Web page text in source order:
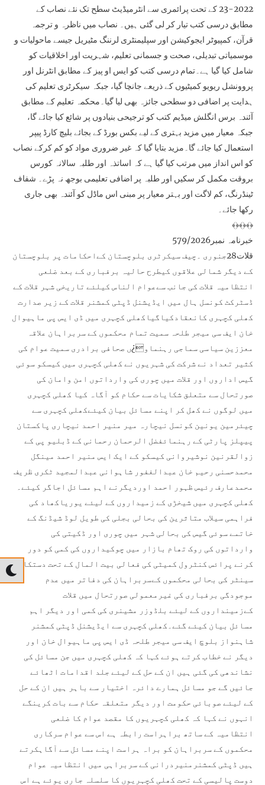
2022-23 کے تحت پرائمری سے انٹرمیڈیٹ سطح تک نئے نصاب کے
مطابق درسی کتب تیار کر لی گئی ہیں۔ نصاب میں ناظرہ و ترجمہ
قرآن، کمپیوٹر ایجوکیشن اور سپلیمنٹری لرننگ مٹیریل جیسے ماحولیات و
موسمیاتی تبدیلی، صحت و جسمانی تعلیم، شہریت اور اخلاقیات کو
شامل کیا گیا ہے۔تمام درسی کتب کو ایس او پیز کے مطابق انٹرنل اور
پروونشل ریویو کمیٹیوں کے ذریعے جانچا گیا، جبکہ سیکرٹری تعلیم کی
ہدایت پر اضافی دو سطحی جائزہ بھی لیا گیا۔محکمہ تعلیم کے مطابق
آئندہ برس انگلش میڈیم کتب کو ترجیحی بنیادوں پر شائع کیا جائے گا،
جبکہ معیار میں مزید بہتری کے لیے بکس بورڈ کے بجائے بلیچ کارڈ پیپر
استعمال کیا جائے گا۔مزید بتایا گیا کہ غیر ضروری مواد کو کم کرکے نصاب
کو اس انداز میں مرتب کیا گیا ہے کہ اساتذہ اور طلبہ سالانہ کورس
بروقت مکمل کر سکیں اور طلبہ پر اضافی تعلیمی بوجھ نہ پڑے۔ شفاف
ٹینڈرنگ، کم لاگت اور بہتر معیار پر مبنی اس ماڈل کو آئندہ بھی جاری
رکھا جائے۔
﴾﴿﴾﴿﴾﴿
خبرنامہ نمبر579/2026
قلات28جنوری ۔چیف سیکرٹری بلوچستان کےاحکامات پر بلوچستان
کے دیگر شمالی علاقوں کیطرح حالیہ برفباری کے بعد ضلعی
انتظامیہ قلات کی جانب سےعوام الناس کیلئے تاریخی شہر قلات کے
ڈسٹرکٹ کونسل ہال میں ایڈیشنل ڈپٹی کمشنر قلات کے زیر صدارت
کھلی کچہری کانعقادکیاگیاکھلی کچہری میں ڈی ایس پی ماہیوال
خان ایف سی میجر طلحہ سمیت تمام محکموں کے سربراہان علاقہ
معززین سیاسی سماجی رہنماو¿ں صحافی برادری سمیت عوام کی
کثیر تعداد نے شرکت کی شہریوں نے کھلی کچہری میں کیسکو سوئی
گیس اداروں اور قلات میں چوری کی وارداتوں امن وامان کی
صورتحال سے متعلق شکایات سے حکام کو آگاہ کیا کھلی کچہری
میں لوگوں نے کھل کر اپنے مسائل بیان کیئےکھلی کچہری سے
چیئرمین یونین کونسل نیچارہ میر منیر احمد نیچاری پاکستان
پیپلز پارٹی کے رہنمائفضل الرحمان رحمانی کے ڈبلیو پی کے
زوالقرنین نوشیروانی کیسکو کے ایک ایس منیر احمد مینگل
محمدحسنی رحیم خان عبدالغفور شاہوانی عبدالمجید ٹکری ظریف
محمدعارف رئیس ظہور احمد اوردیگرنے اہم مسائل اجاگر کیئے۔
کھلی کچہری میں شیخڑی کے زمیداروں کے لیئے یوریاکھاد کی
فراہمی سیلاب متاثرین کی بحالی بجلی کی طویل لوڈ شیڈنگ کے
خاتمے سوئی گیس کی بحالی شہر میں چوری اور ڈکیتی کی
وارداتوں کی روک تھام بازار میں چوکیداروں کی کمی کو دور
کرنے پرائس کنٹرول کمیٹی کی فعالی بیت المال کے تحت دستکاری
سینٹر کی بحالی محکموں کےسربراہان کی دفاتر میں عدم
موجودگی برفباری کی غیرمعمولی صورتحال میں قلات
کےزمینداروں کے لیئے بلڈوزر مشینری کی کمی اور دیگر اہم
مسائل بیان کیئے گئے۔کھلی کچہری سے ایڈیشنل ڈپٹی کمشنر
شاہنواز بلوچ ایف سی میجر طلحہ ڈی ایس پی ماہیوال خان اور
دیگر نے خطاب کرتے ہوئے کہا کہ کھلی کچہری میں جن مسائل کی
نشاندھی کی گئی ہیں ان کے حل کے لیئے جلد اقدامات اٹھائے
جائیں گے جو مسائل ہمارے دائرہ اختیار سے باہر ہیں ان کے حل
کے لیئے صوبائی حکومت اور دیگر متعلقہ حکام سے بات کرینگے
انہوں نے کہا کہ کھلی کچہریوں کا مقصد عوام کا ضلعی
انتظامیہ کے ساتھ براہراست رابطہ ہے اس سے عوام سرکاری
محکموں کے سربراہان کو براہ ہراست اپنے مسائل سے آگاہکرتے
ہیں ڈپٹی کمشنرمنیردرانی کے سربراہی میں انتظامیہ عوام
دوست پالیسی کے تحت کھلی کچہریوں کا سلسلہ جاری یوئے ہے اس